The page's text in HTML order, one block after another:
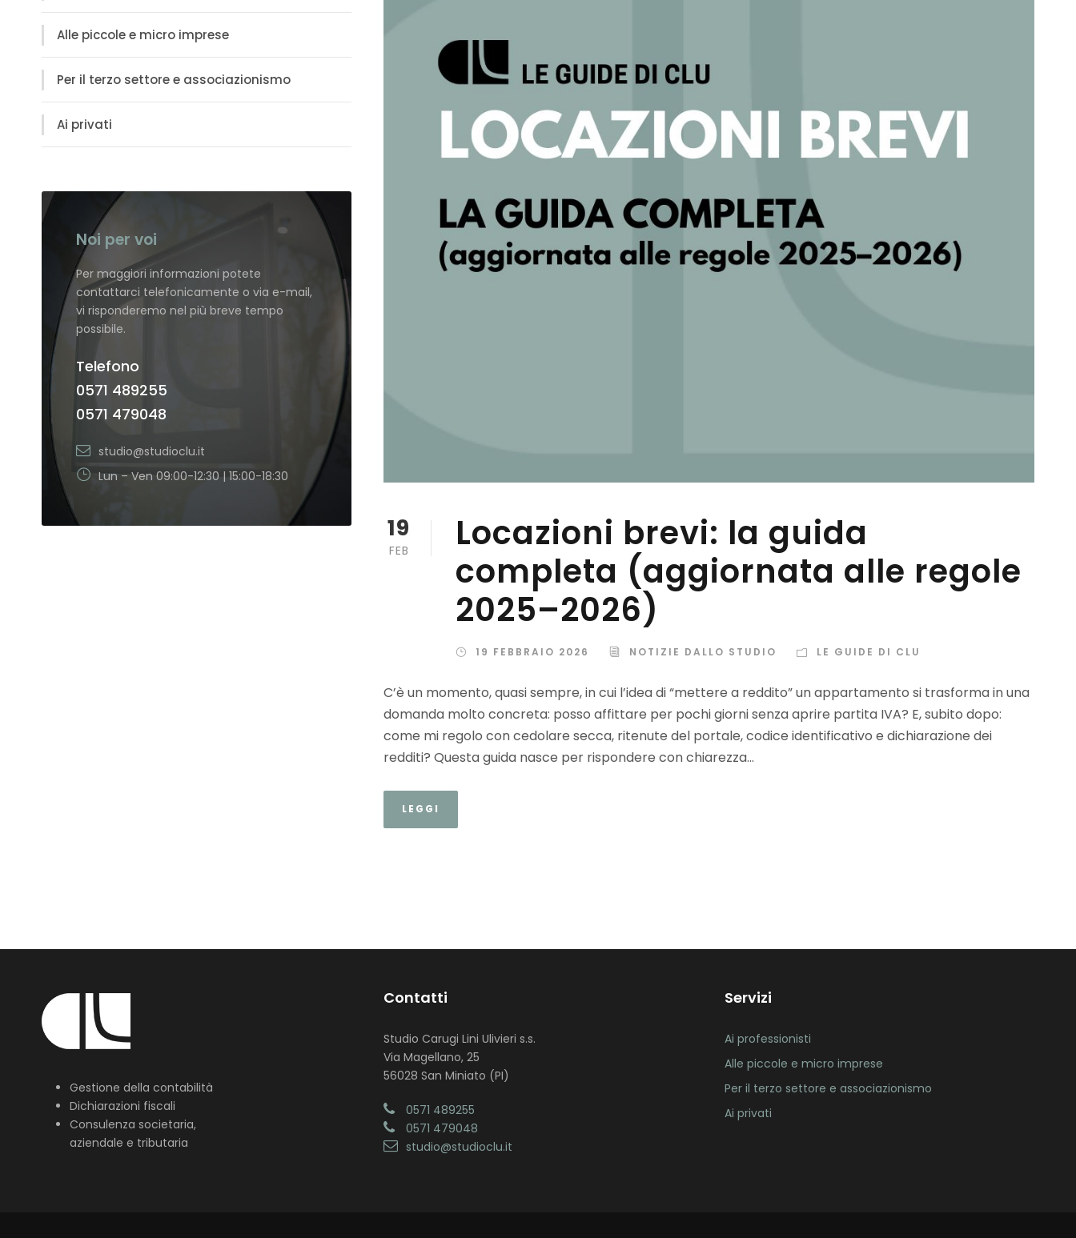
19
FEB
Locazioni brevi: la guida
completa (aggiornata alle regole
2025–2026)
19 FEBBRAIO 2026 NOTIZIE DALLO STUDIO LE GUIDE DI CLU
C’è un momento, quasi sempre, in cui l’idea di “mettere a reddito” un appartamento si trasforma in una
domanda molto concreta: posso affittare per pochi giorni senza aprire partita IVA? E, subito dopo:
come mi regolo con cedolare secca, ritenute del portale, codice identificativo e dichiarazione dei
redditi? Questa guida nasce per rispondere con chiarezza...
LEGGI
Alle piccole e micro imprese
Per il terzo settore e associazionismo
Ai privati
Noi per voi
Per maggiori informazioni potete
contattarci telefonicamente o via e-mail,
vi risponderemo nel più breve tempo
possibile.
Telefono
0571 489255
0571 479048
studio@studioclu.it
Lun – Ven 09:00-12:30 | 15:00-18:30
Gestione della contabilità
Dichiarazioni fiscali
Consulenza societaria,
aziendale e tributaria
Contatti
Studio Carugi Lini Ulivieri s.s.
Via Magellano, 25
56028 San Miniato (PI)
0571 489255
0571 479048
studio@studioclu.it
Servizi
Ai professionisti
Alle piccole e micro imprese
Per il terzo settore e associazionismo
Ai privati